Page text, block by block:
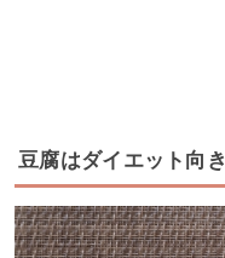
豆腐はダイエット向